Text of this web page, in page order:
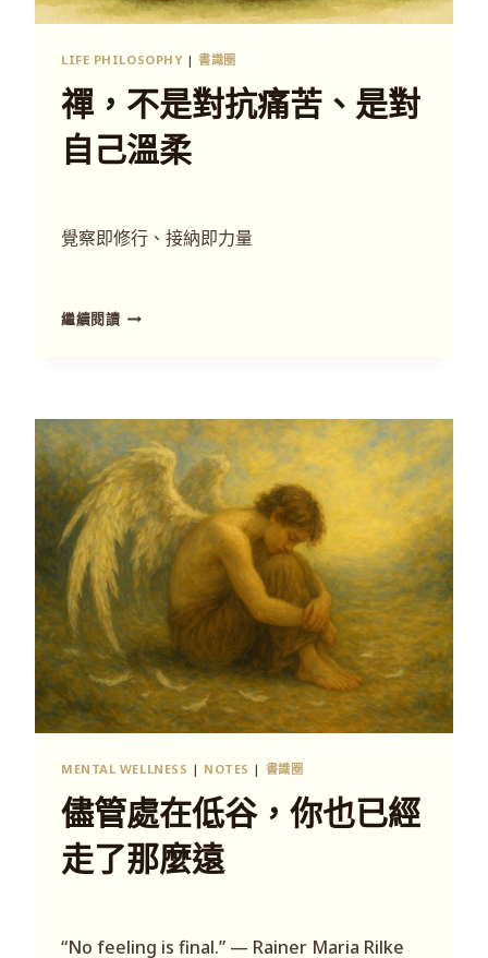
LIFE PHILOSOPHY |書識圈
禪，不是對抗痛苦、是對
自己溫柔
覺察即修行、接納即力量
繼續閱讀
MENTAL WELLNESS | NOTES | 書識圈
儘管處在低谷，你也已經
走了那麼遠
“No feeling is final.” — Rainer Maria Rilke